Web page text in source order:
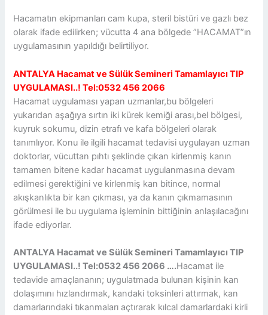
Hacamatın ekipmanları cam kupa, steril bistüri ve gazlı bez
olarak ifade edilirken; vücutta 4 ana bölgede ”HACAMAT”ın
uygulamasının yapıldığı belirtiliyor.
ANTALYA Hacamat ve Sülük Semineri Tamamlayıcı TIP
UYGULAMASI..! Tel:0532 456 2066
Hacamat uygulaması yapan uzmanlar,bu bölgeleri
yukarıdan aşağıya sırtın iki kürek kemiği arası,bel bölgesi,
kuyruk sokumu, dizin etrafı ve kafa bölgeleri olarak
tanımlıyor. Konu ile ilgili hacamat tedavisi uygulayan uzman
doktorlar, vücuttan pıhtı şeklinde çıkan kirlenmiş kanın
tamamen bitene kadar hacamat uygulanmasına devam
edilmesi gerektiğini ve kirlenmiş kan bitince, normal
akışkanlıkta bir kan çıkması, ya da kanın çıkmamasının
görülmesi ile bu uygulama işleminin bittiğinin anlaşılacağını
ifade ediyorlar.
ANTALYA Hacamat ve Sülük Semineri Tamamlayıcı TIP
UYGULAMASI..! Tel:0532 456 2066 ….Hacamat ile
tedavide amaçlananın; uygulatmada bulunan kişinin kan
dolaşımını hızlandırmak, kandaki toksinleri attırmak, kan
damarlarındaki tıkanmaları açtırarak kılcal damarlardaki kirli